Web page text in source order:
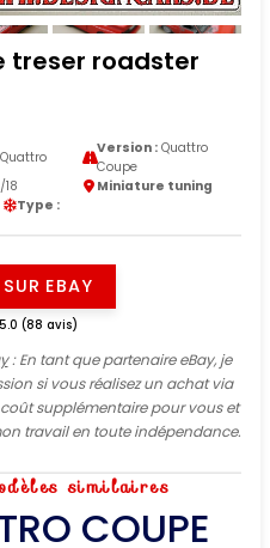
treser roadster
Quattro
Version :Quattro
Coupe
18
Miniature tuning
Type :
EBAY
5.0 (88 avis)
: En tant que partenaire eBay, je
si vous réalisez un achat via
supplémentaire pour vous et
travail en toute indépendance.
similaires
COUPE